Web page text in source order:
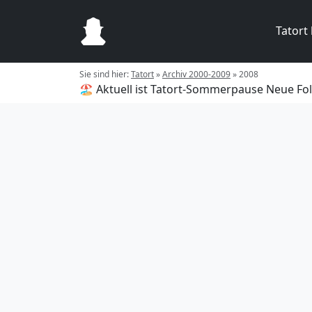
Tatort
Sie sind hier:Tatort»Archiv 2000-2009»2008
🏖️ Aktuell ist Tatort-Sommerpause Neue